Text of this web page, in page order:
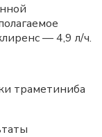
— 4,9 л/ч.
траметиниба